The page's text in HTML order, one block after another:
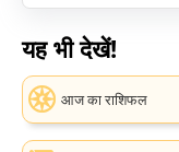
यह भी देखें!
आज का राशिफल